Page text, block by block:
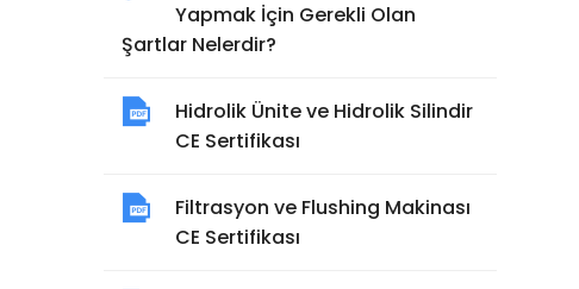
Yapmak İçin Gerekli Olan
Şartlar Nelerdir?
Hidrolik Ünite ve Hidrolik Silindir
CE Sertifikası
Filtrasyon ve Flushing Makinası
CE Sertifikası